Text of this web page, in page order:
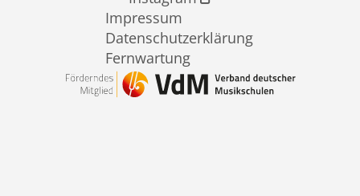
Impressum
Datenschutzerklärung
Fernwartung